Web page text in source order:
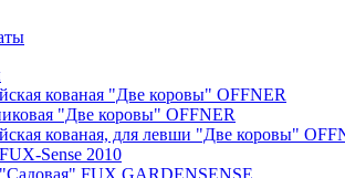
кованая "Две коровы" OFFNER
"Две коровы" OFFNER
кованая, для левши "Две коровы"
Sense 2010
FUX GARDENSENSE